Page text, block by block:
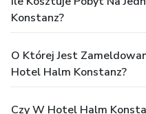
Konstanz?
O Której Jest
Hotel Halm Konstanz?
Czy W Hotel Halm